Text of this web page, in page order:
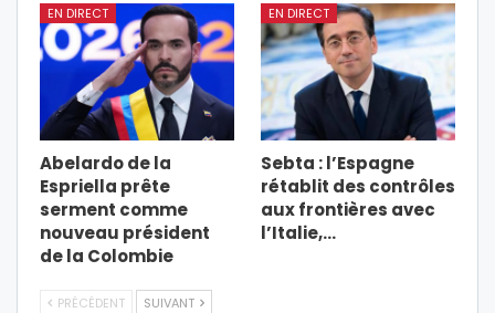
EN DIRECT
Abelardo de la
Espriella prête
serment comme
nouveau président
de la Colombie
EN DIRECT
Sebta : l’Espagne
rétablit des contrôles
aux frontières avec
l’Italie,…
PRÉCÉDENT SUIVANT